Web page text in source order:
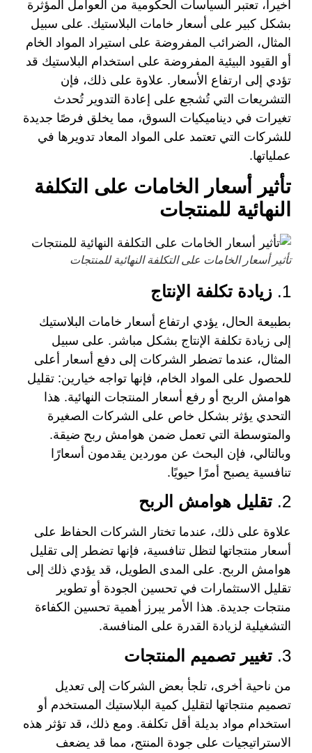
أخيرا، تعتبر السياسات الحكومية من العوامل المؤثرة
بشكل كبير على أسعار خامات البلاستيك. على سبيل
المثال، الضرائب المفروضة على استيراد المواد الخام
أو القيود البيئية المفروضة على استخدام البلاستيك قد
تؤدي إلى ارتفاع الأسعار. علاوة على ذلك، فإن
التشريعات التي تُشجع على إعادة التدوير تُحدث
تغيرات في ديناميكيات السوق، مما يخلق فرصًا جديدة
للشركات التي تعتمد على المواد المعاد تدويرها في
عملياتها.
تأثير أسعار الخامات على التكلفة
النهائية للمنتجات
تأثير أسعار الخامات على التكلفة النهائية للمنتجات
1. زيادة تكلفة الإنتاج
بطبيعة الحال، يؤدي ارتفاع أسعار خامات البلاستيك
إلى زيادة تكلفة الإنتاج بشكل مباشر. على سبيل
المثال، عندما تضطر الشركات إلى دفع أسعار أعلى
للحصول على المواد الخام، فإنها تواجه خيارين: تقليل
هوامش الربح أو رفع أسعار المنتجات النهائية. هذا
التحدي يؤثر بشكل خاص على الشركات الصغيرة
والمتوسطة التي تعمل ضمن هوامش ربح ضيقة.
وبالتالي، فإن البحث عن موردين يقدمون أسعارًا
تنافسية يصبح أمرًا حيويًا.
2. تقليل هوامش الربح
علاوة على ذلك، عندما تختار الشركات الحفاظ على
أسعار منتجاتها لتظل تنافسية، فإنها تضطر إلى تقليل
هوامش الربح. على المدى الطويل، قد يؤدي ذلك إلى
تقليل الاستثمارات في تحسين الجودة أو تطوير
منتجات جديدة. هذا الأمر يبرز أهمية تحسين الكفاءة
التشغيلية لزيادة القدرة على المنافسة.
3. تغيير تصميم المنتجات
من ناحية أخرى، تلجأ بعض الشركات إلى تعديل
تصميم منتجاتها لتقليل كمية البلاستيك المستخدم أو
استخدام مواد بديلة أقل تكلفة. ومع ذلك، قد تؤثر هذه
الاستراتيجيات على جودة المنتج، مما قد يضعف